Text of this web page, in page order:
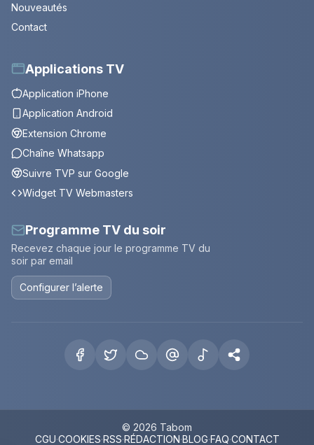
Nouveautés
Contact
Applications TV
Application iPhone
Application Android
Extension Chrome
Chaîne Whatsapp
Suivre TVP sur Google
Widget TV Webmasters
Programme TV du soir
Recevez chaque jour le programme TV du
soir par email
Configurer l’alerte
© 2026 Tabom
CGU·COOKIES·RSS·RÉDACTION·BLOG·FAQ·CONTACT